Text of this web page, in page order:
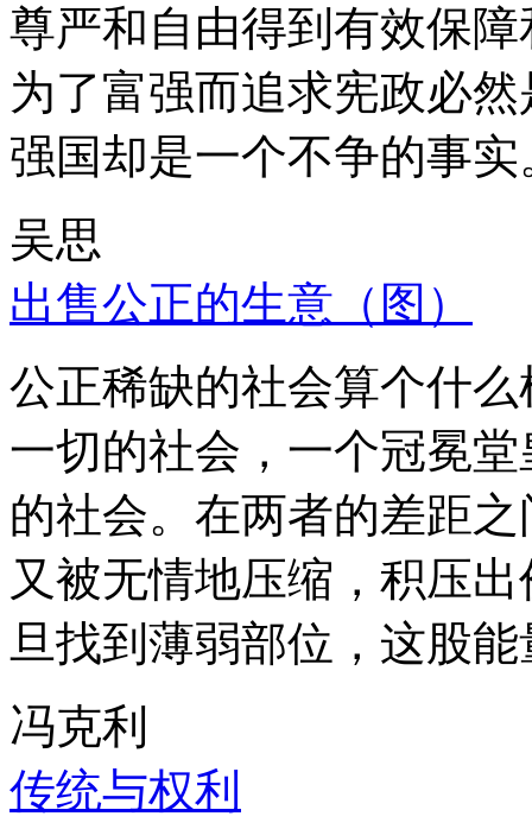
尊严和自由得到有效保
为了富强而追求宪政必
强国却是一个不争的事实
吴思
出售公正的生意（图）
公正稀缺的社会算个什
一切的社会，一个冠冕
的社会。在两者的差距
又被无情地压缩，积压
旦找到薄弱部位，这股
冯克利
传统与权利